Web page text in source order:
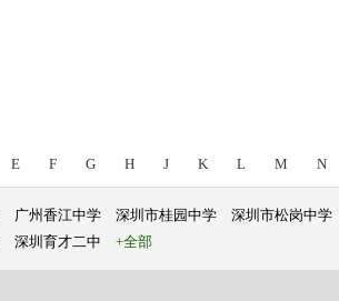
E F G H J K L M N
广州香江中学 深圳市桂园中学
深圳市松岗中学
深圳育才二中 +全部